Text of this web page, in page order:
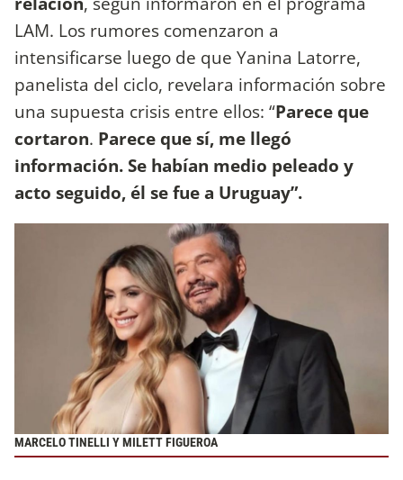
LAM. Los rumores comenzaron a
intensificarse luego de que Yanina Latorre,
panelista del ciclo, revelara información sobre
una supuesta crisis entre ellos: “Parece que
cortaron. Parece que sí, me llegó
información. Se habían medio peleado y
acto seguido, él se fue a Uruguay”.
MARCELO TINELLI Y MILETT FIGUEROA